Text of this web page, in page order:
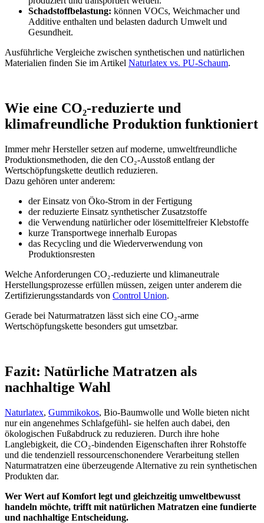
Schadstoffbelastung: können VOCs, Weichmacher und
Additive enthalten und belasten dadurch Umwelt und
Gesundheit.
Ausführliche Vergleiche zwischen synthetischen und natürlichen
Materialien finden Sie im Artikel Naturlatex vs. PU-Schaum.
Wie eine CO₂-reduzierte und
klimafreundliche Produktion funktioniert
Immer mehr Hersteller setzen auf moderne, umweltfreundliche
Produktionsmethoden, die den CO₂-Ausstoß entlang der
Wertschöpfungskette deutlich reduzieren.
Dazu gehören unter anderem:
der Einsatz von Öko-Strom in der Fertigung
der reduzierte Einsatz synthetischer Zusatzstoffe
die Verwendung natürlicher oder lösemittelfreier Klebstoffe
kurze Transportwege innerhalb Europas
das Recycling und die Wiederverwendung von
Produktionsresten
Welche Anforderungen CO₂-reduzierte und klimaneutrale
Herstellungsprozesse erfüllen müssen, zeigen unter anderem die
Zertifizierungsstandards von Control Union.
Gerade bei Naturmatratzen lässt sich eine CO₂-arme
Wertschöpfungskette besonders gut umsetzbar.
Fazit: Natürliche Matratzen als
nachhaltige Wahl
Naturlatex, Gummikokos, Bio-Baumwolle und Wolle bieten nicht
nur ein angenehmes Schlafgefühl- sie helfen auch dabei, den
ökologischen Fußabdruck zu reduzieren. Durch ihre hohe
Langlebigkeit, die CO₂-bindenden Eigenschaften ihrer Rohstoffe
und die tendenziell ressourcenschonendere Verarbeitung stellen
Naturmatratzen eine überzeugende Alternative zu rein synthetischen
Produkten dar.
Wer Wert auf Komfort legt und gleichzeitig umweltbewusst
handeln möchte, trifft mit natürlichen Matratzen eine fundierte
und nachhaltige Entscheidung.